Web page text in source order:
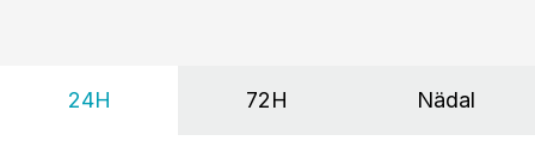
24H 72H Nädal